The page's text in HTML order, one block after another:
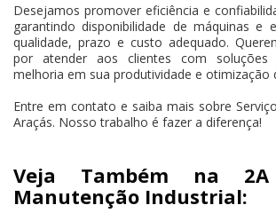
Desejamos promover eficiência e
garantindo disponibilidade de máquinas e
qualidade, prazo e custo adequado.
por atender aos clientes com soluções
melhoria em sua produtividade e otimização
Entre em contato e saiba mais sobre
Araçás. Nosso trabalho é fazer a diferença!
Veja Também na
Manutenção Industrial: